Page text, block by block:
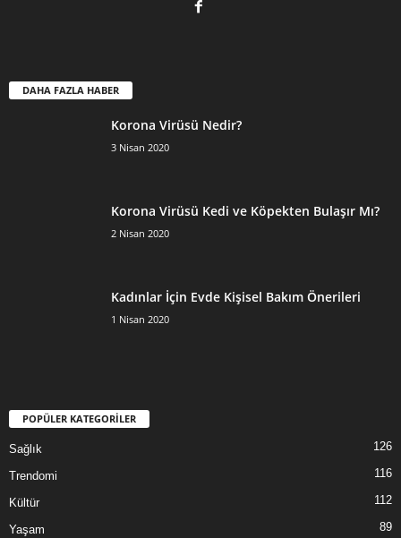
DAHA FAZLA HABER
Korona Virüsü Nedir?
3 Nisan 2020
Korona Virüsü Kedi ve Köpekten Bulaşır Mı?
2 Nisan 2020
Kadınlar İçin Evde Kişisel Bakım Önerileri
1 Nisan 2020
POPÜLER KATEGORİLER
Sağlık 126
Trendomi 116
Kültür 112
Yaşam 89